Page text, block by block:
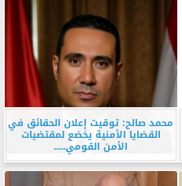
محمد صالح: توقيت إعلان الحقائق في
القضايا الأمنية يخضع لمقتضيات
الأمن القومي.....